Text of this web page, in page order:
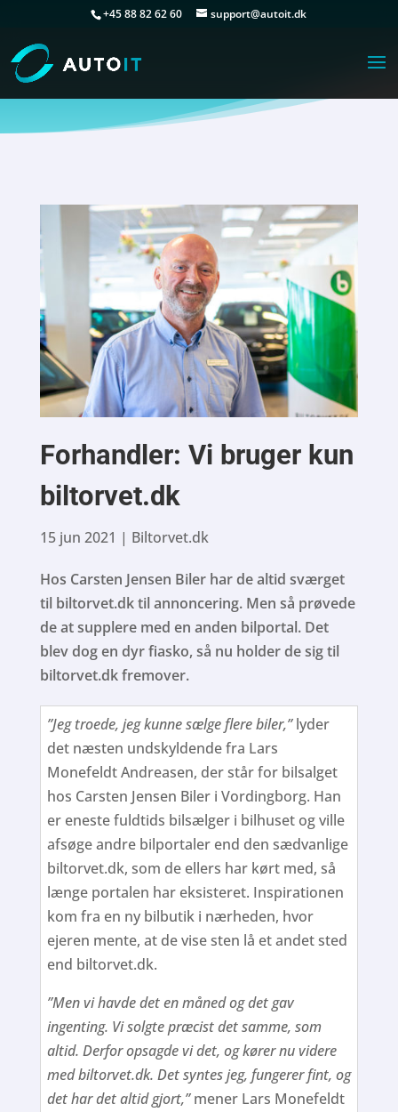
+45 88 82 62 60 support@autoit.dk
Forhandler: Vi bruger kun
biltorvet.dk
15 jun 2021 | Biltorvet.dk
Hos Carsten Jensen Biler har de altid sværget
til biltorvet.dk til annoncering. Men så prøvede
de at supplere med en anden bilportal. Det
blev dog en dyr fiasko, så nu holder de sig til
biltorvet.dk fremover.
”Jeg troede, jeg kunne sælge flere biler,”lyder
det næsten undskyldende fra Lars
Monefeldt Andreasen, der står for bilsalget
hos Carsten Jensen Biler i Vordingborg. Han
er eneste fuldtids bilsælger i bilhuset og ville
afsøge andre bilportaler end den sædvanlige
biltorvet.dk, som de ellers har kørt med, så
længe portalen har eksisteret. Inspirationen
kom fra en ny bilbutik i nærheden, hvor
ejeren mente, at de vise sten lå et andet sted
end biltorvet.dk.
”Men vi havde det en måned og det gav
ingenting. Vi solgte præcist det samme, som
altid. Derfor opsagde vi det, og kører nu videre
med biltorvet.dk. Det syntes jeg, fungerer fint, og
det har det altid gjort,”mener Lars Monefeldt